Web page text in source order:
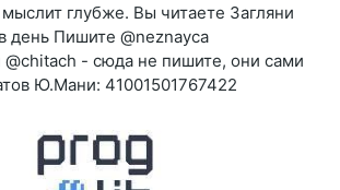
мыслит глубже. Вы читаете Загляни
день Пишите @neznayca
@chitach - сюда не пишите, они сами
Ю.Мани: 41001501767422